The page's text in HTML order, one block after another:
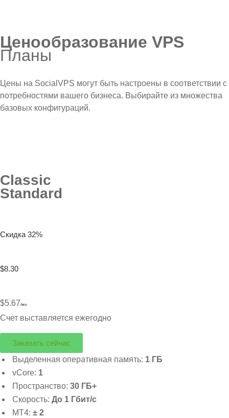
Ценообразование VPS
Планы
Цены на SocialVPS могут быть настроены в соответствии с
потребностями вашего бизнеса. Выбирайте из множества
базовых конфигураций.
Classic
Standard
Скидка 32%
$8.30
$5.67/мо
Счет выставляется ежегодно
Заказать сейчас
Выделенная оперативная память: 1 ГБ
vCore: 1
Пространство: 30 ГБ+
Скорость: До 1 Гбит/с
MT4: ± 2